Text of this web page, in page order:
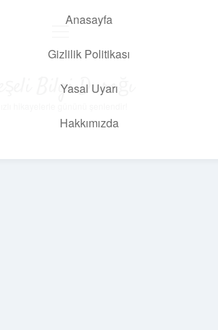
Anasayfa
Gizlilik Politikası
Yasal Uyarı
Hakkımızda
Neşeli Bilgi Durağı